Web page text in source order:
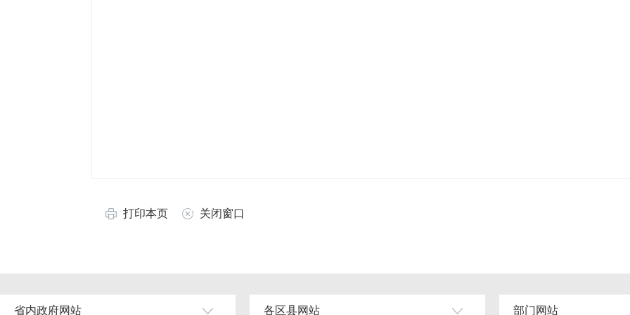
打印本页 关闭窗口
省内政府网站 各区县网站 部门网站